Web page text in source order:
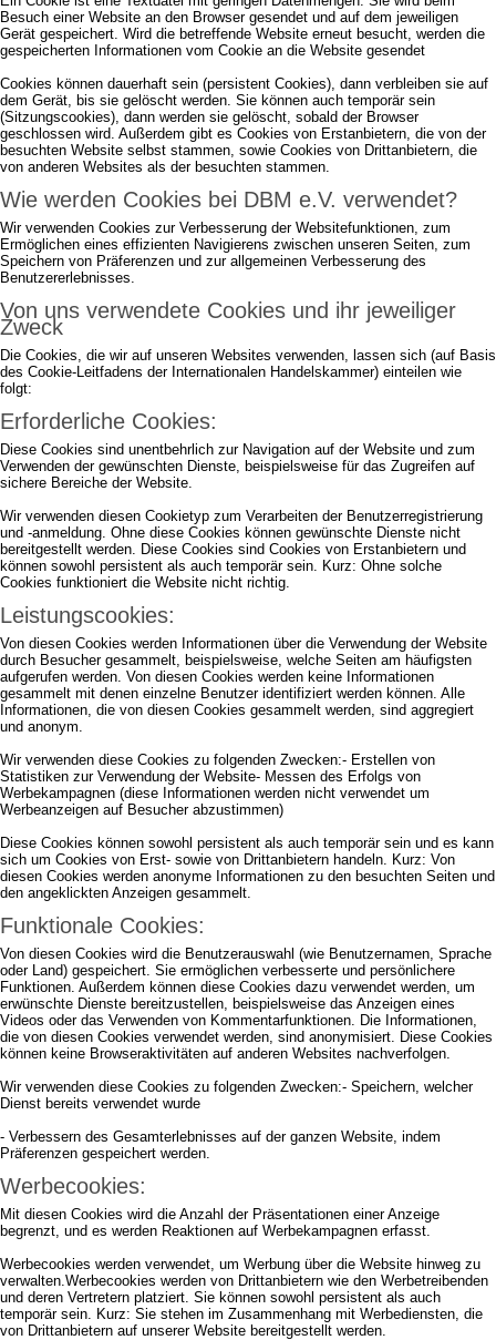
Besuch einer Website an den Browser gesendet und auf dem jeweiligen
Gerät gespeichert. Wird die betreffende Website erneut besucht, werden die
gespeicherten Informationen vom Cookie an die Website gesendet
Cookies können dauerhaft sein (persistent Cookies), dann verbleiben sie auf
dem Gerät, bis sie gelöscht werden. Sie können auch temporär sein
(Sitzungscookies), dann werden sie gelöscht, sobald der Browser
geschlossen wird. Außerdem gibt es Cookies von Erstanbietern, die von der
besuchten Website selbst stammen, sowie Cookies von Drittanbietern, die
von anderen Websites als der besuchten stammen.
Wie werden Cookies bei DBM e.V. verwendet?
Wir verwenden Cookies zur Verbesserung der Websitefunktionen, zum
Ermöglichen eines effizienten Navigierens zwischen unseren Seiten, zum
Speichern von Präferenzen und zur allgemeinen Verbesserung des
Benutzererlebnisses.
Von uns verwendete Cookies und ihr jeweiliger
Zweck
Die Cookies, die wir auf unseren Websites verwenden, lassen sich (auf Basis
des Cookie-Leitfadens der Internationalen Handelskammer) einteilen wie
folgt:
Erforderliche Cookies:
Diese Cookies sind unentbehrlich zur Navigation auf der Website und zum
Verwenden der gewünschten Dienste, beispielsweise für das Zugreifen auf
sichere Bereiche der Website.
Wir verwenden diesen Cookietyp zum Verarbeiten der Benutzerregistrierung
und -anmeldung. Ohne diese Cookies können gewünschte Dienste nicht
bereitgestellt werden. Diese Cookies sind Cookies von Erstanbietern und
können sowohl persistent als auch temporär sein. Kurz: Ohne solche
Cookies funktioniert die Website nicht richtig.
Leistungscookies:
Von diesen Cookies werden Informationen über die Verwendung der Website
durch Besucher gesammelt, beispielsweise, welche Seiten am häufigsten
aufgerufen werden. Von diesen Cookies werden keine Informationen
gesammelt mit denen einzelne Benutzer identifiziert werden können. Alle
Informationen, die von diesen Cookies gesammelt werden, sind aggregiert
und anonym.
Wir verwenden diese Cookies zu folgenden Zwecken:- Erstellen von
Statistiken zur Verwendung der Website- Messen des Erfolgs von
Werbekampagnen (diese Informationen werden nicht verwendet um
Werbeanzeigen auf Besucher abzustimmen)
Diese Cookies können sowohl persistent als auch temporär sein und es kann
sich um Cookies von Erst- sowie von Drittanbietern handeln. Kurz: Von
diesen Cookies werden anonyme Informationen zu den besuchten Seiten und
den angeklickten Anzeigen gesammelt.
Funktionale Cookies:
Von diesen Cookies wird die Benutzerauswahl (wie Benutzernamen, Sprache
oder Land) gespeichert. Sie ermöglichen verbesserte und persönlichere
Funktionen. Außerdem können diese Cookies dazu verwendet werden, um
erwünschte Dienste bereitzustellen, beispielsweise das Anzeigen eines
Videos oder das Verwenden von Kommentarfunktionen. Die Informationen,
die von diesen Cookies verwendet werden, sind anonymisiert. Diese Cookies
können keine Browseraktivitäten auf anderen Websites nachverfolgen.
Wir verwenden diese Cookies zu folgenden Zwecken:- Speichern, welcher
Dienst bereits verwendet wurde
- Verbessern des Gesamterlebnisses auf der ganzen Website, indem
Präferenzen gespeichert werden.
Werbecookies:
Mit diesen Cookies wird die Anzahl der Präsentationen einer Anzeige
begrenzt, und es werden Reaktionen auf Werbekampagnen erfasst.
Werbecookies werden verwendet, um Werbung über die Website hinweg zu
verwalten.Werbecookies werden von Drittanbietern wie den Werbetreibenden
und deren Vertretern platziert. Sie können sowohl persistent als auch
temporär sein. Kurz: Sie stehen im Zusammenhang mit Werbediensten, die
von Drittanbietern auf unserer Website bereitgestellt werden.